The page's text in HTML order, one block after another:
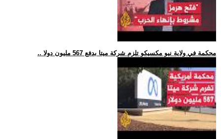
.. محكمة في ولاية نيو مكسيكو تلزم شركة ميتا بدفع 567 مليون دولا